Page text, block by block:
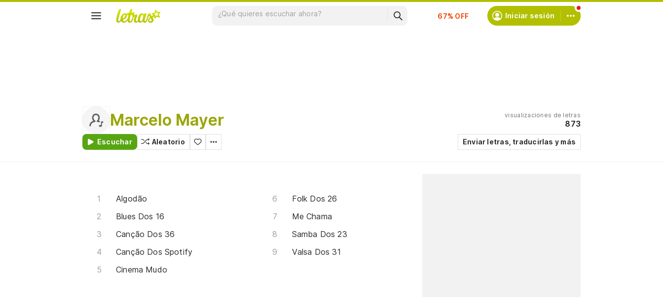
Suscríbete Iniciar sesión
Marcelo Mayer
Escuchar Aleatorio
visualizaciones de letras
873
Enviar letras, traducirlas y más
Algodão
Blues Dos 16
Canção Dos 36
Canção Dos Spotify
Cinema Mudo
Folk Dos 26
Me Chama
Samba Dos 23
Valsa Dos 31